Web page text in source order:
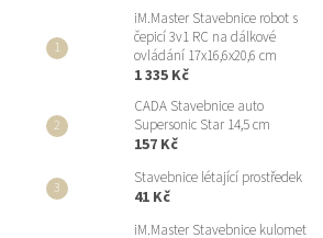
iM.Master Stavebnice robot s
čepicí 3v1 RC na dálkové
ovládání 17x16,6x20,6 cm
1 335 Kč
CADA Stavebnice auto
Supersonic Star 14,5 cm
157 Kč
Stavebnice létající prostředek
41 Kč
iM.Master Stavebnice kulomet